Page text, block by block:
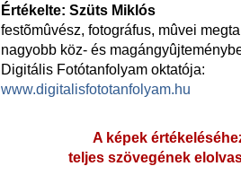
Értékelte: Szüts Miklós
festõmûvész, fotográfus, mûvei
nagyobb köz- és
Digitális Fotótanfolyam oktatója:
www.digitalisfototanfolyam.hu
A képek
teljes szövegének